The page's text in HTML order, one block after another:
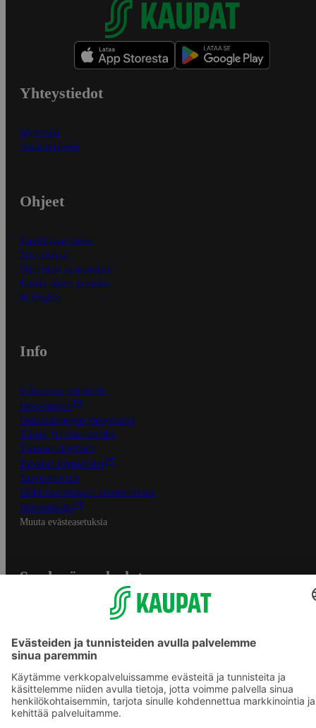
Yhteystiedot
Myymälät
Asiakaspalvelu
Ohjeet
Ensitilaajan ohjeet
Näin maksat
Näin tilaat ja muokkaat
Kaikki ohjeet ja vinkit
In English
Info
S-Business yrityksille
Oiva-raportit
Osuuskauppojen yhteystiedot
Tilaus- ja toimitusehdot
Tietosuojakäytäntö
Palvelun käyttöehdot
Saavutettavuus
Mobiilisovelluksen saavutettavuus
Mainostajalle
Muuta evästeasetuksia
S-ryhmän palvelut
Yhteishyvä Ruoka -sovellus
S-ostoslista -sovellus
Prisma.fi
Sokos.fi
S-Pankki